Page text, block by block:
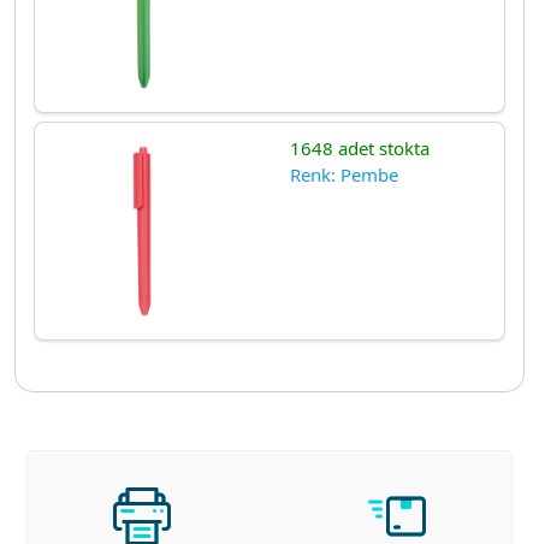
1648 adet stokta
Renk: Pembe